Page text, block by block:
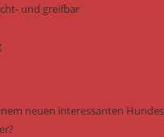
und greifbar
neuen interessanten